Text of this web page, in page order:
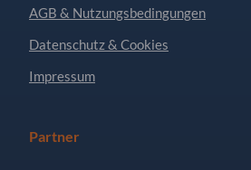
AGB & Nutzungsbedingungen
Datenschutz & Cookies
Impressum
Partner